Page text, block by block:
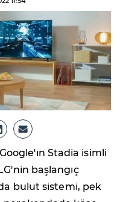
Google'ın Stadia isimli
başlangıç
bulut sistemi, pek